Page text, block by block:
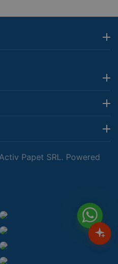
Papet SRL. Powered